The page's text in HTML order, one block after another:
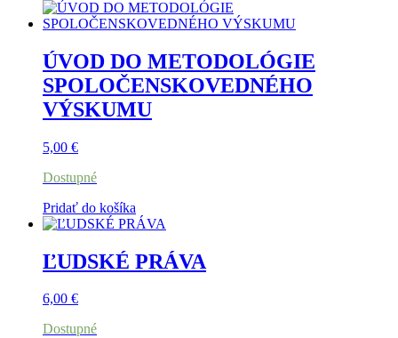
ÚVOD DO METODOLÓGIE
SPOLOČENSKOVEDNÉHO
VÝSKUMU
5,00 €
Dostupné
Pridať do košíka
ĽUDSKÉ PRÁVA
6,00 €
Dostupné